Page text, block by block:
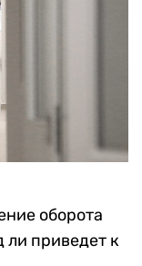
оборота
ли приведет к